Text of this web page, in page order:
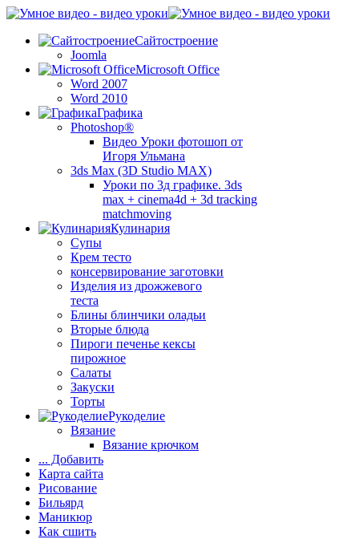
Сайтостроение
Joomla
Microsoft Office
Word 2007
Word 2010
Графика
Photoshop®
Видео Уроки фотошоп от
Игоря Ульмана
3ds Max (3D Studio MAX)
Уроки по 3д графике. 3ds
max + cinema4d + 3d tracking
matchmoving
Кулинария
Супы
Крем тесто
консервирование заготовки
Изделия из дрожжевого
теста
Блины блинчики оладьи
Вторые блюда
Пироги печенье кексы
пирожное
Салаты
Закуски
Торты
Рукоделие
Вязание
Вязание крючком
... Добавить
Карта сайта
Рисование
Бильярд
Маникюр
Как сшить